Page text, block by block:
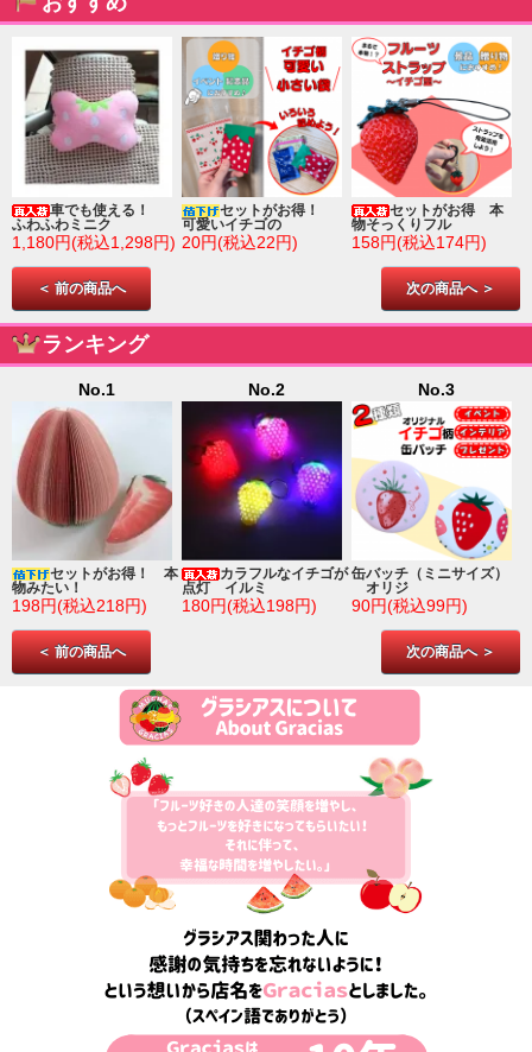
車でも使える！
ふわふわミニク
1,180円(税込1,298円)
セットがお得！
可愛いイチゴの
20円(税込22円)
セットがお得 本
物そっくりフル
158円(税込174円)
＜ 前の商品へ 次の商品へ ＞
ランキング
No.1
セットがお得！ 本
物みたい！
198円(税込218円)
No.2
カラフルなイチゴが
点灯 イルミ
180円(税込198円)
No.3
缶バッチ（ミニサイズ）
オリジ
90円(税込99円)
＜ 前の商品へ 次の商品へ ＞